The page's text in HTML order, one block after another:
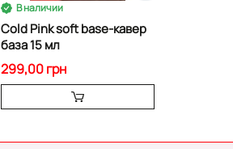
В наличии
Cold Pink soft base-кавер
база 15 мл
299,00 грн